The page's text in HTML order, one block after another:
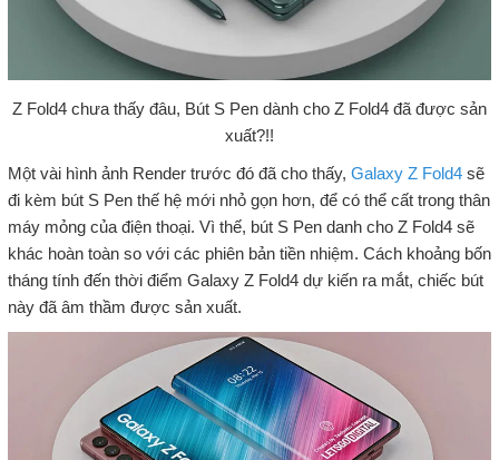
Z Fold4 chưa thấy đâu, Bút S Pen dành cho Z Fold4 đã được sản
xuất?!!
Một vài hình ảnh Render trước đó đã cho thấy, Galaxy Z Fold4 sẽ
đi kèm bút S Pen thế hệ mới nhỏ gọn hơn, để có thể cất trong thân
máy mỏng của điện thoại. Vì thế, bút S Pen danh cho Z Fold4 sẽ
khác hoàn toàn so với các phiên bản tiền nhiệm. Cách khoảng bốn
tháng tính đến thời điểm Galaxy Z Fold4 dự kiến ​​ra mắt, chiếc bút
này đã âm thầm được sản xuất.